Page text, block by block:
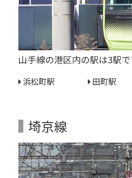
山手線の港区内の駅は3駅で
浜松町駅 田町駅
埼京線